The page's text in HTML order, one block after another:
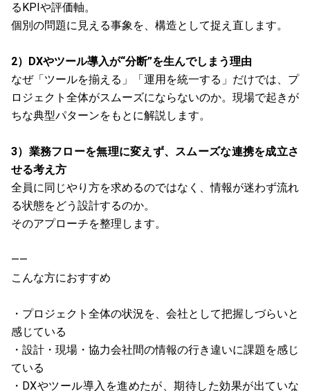
るKPIや評価軸。
個別の問題に見える事象を、構造として捉え直します。
2）DXやツール導入が“分断”を生んでしまう理由
なぜ「ツールを揃える」「運用を統一する」だけでは、プ
ロジェクト全体がスムーズにならないのか。現場で起きが
ちな典型パターンをもとに解説します。
3）業務フローを無理に変えず、スムーズな連携を成立さ
せる考え方
全員に同じやり方を求めるのではなく、情報が迷わず流れ
る状態をどう設計するのか。
そのアプローチを整理します。
——
こんな方におすすめ
・プロジェクト全体の状況を、会社として把握しづらいと
感じている
・設計・現場・協力会社間の情報の行き違いに課題を感じ
ている
・DXやツール導入を進めたが、期待した効果が出ていな